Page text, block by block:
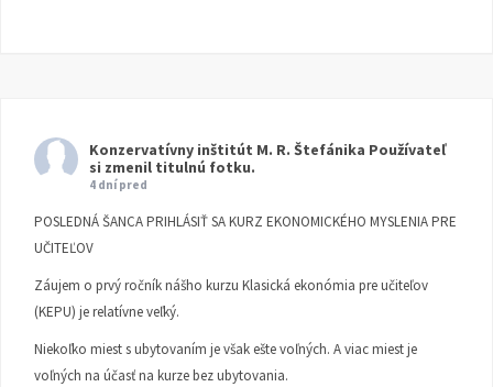
Konzervatívny inštitút M. R. Štefánika Používateľ
si zmenil titulnú fotku.
4 dní pred
POSLEDNÁ ŠANCA PRIHLÁSIŤ SA KURZ EKONOMICKÉHO MYSLENIA PRE
UČITEĽOV
Záujem o prvý ročník nášho kurzu Klasická ekonómia pre učiteľov
(KEPU) je relatívne veľký.
Niekoľko miest s ubytovaním je však ešte voľných. A viac miest je
voľných na účasť na kurze bez ubytovania.